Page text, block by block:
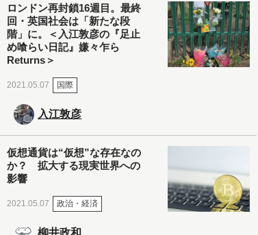
ロンドン再封鎖16週目。最終
回・英国社会は「新たな段
階」に。＜入江敦彦の『足止
め喰らい日記』嫌々乍ら
Returns＞
2021.05.07 国際
入江敦彦
仮想通貨は“仮想”な存在なの
か？ 拡大する現実世界への
影響
2021.05.07 政治・経済
柳井政和